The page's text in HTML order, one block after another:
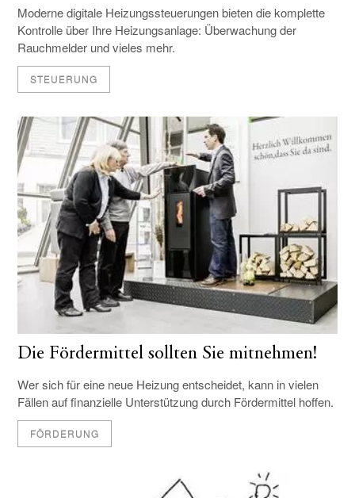
Moderne digitale Heizungssteuerungen bieten die komplette
Kontrolle über Ihre Heizungsanlage: Überwachung der
Rauchmelder und vieles mehr.
STEUERUNG
Die Fördermittel sollten Sie mitnehmen!
Wer sich für eine neue Heizung entscheidet, kann in vielen
Fällen auf finanzielle Unterstützung durch Fördermittel hoffen.
FÖRDERUNG